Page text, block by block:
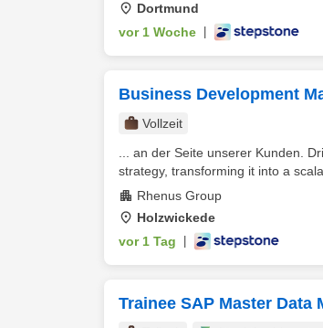
Dortmund
vor 1 Woche
Business Development
Vollzeit
... an der Seite unserer Kunden.
strategy, transforming it into a
Rhenus Group
Holzwickede
vor 1 Tag
Trainee SAP Master Data